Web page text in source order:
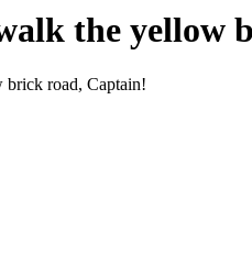
the yellow